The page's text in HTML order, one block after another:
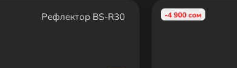
Рефлектор BS-R30 -4 900 сом